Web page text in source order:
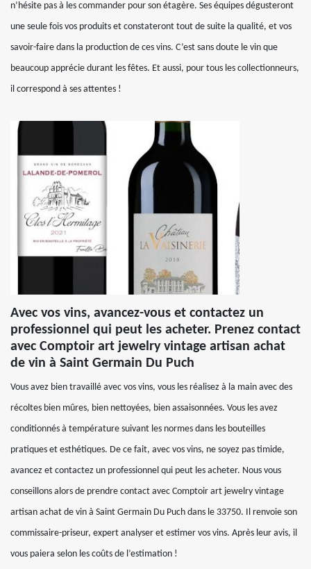
n’hésite pas à les commander pour son étagère. Ses équipes dégusteront
une seule fois vos produits et constateront tout de suite la qualité, et vos
savoir-faire dans la production de ces vins. C’est sans doute le vin que
beaucoup apprécie durant les fêtes. Et aussi, pour tous les collectionneurs,
il correspond à ses attentes !
Avec vos vins, avancez-vous et contactez un
professionnel qui peut les acheter. Prenez contact
avec Comptoir art jewelry vintage artisan achat
de vin à Saint Germain Du Puch
Vous avez bien travaillé avec vos vins, vous les réalisez à la main avec des
récoltes bien mûres, bien nettoyées, bien assaisonnées. Vous les avez
conditionnés à température suivant les normes dans les bouteilles
pratiques et esthétiques. De ce fait, avec vos vins, ne soyez pas timide,
avancez et contactez un professionnel qui peut les acheter. Nous vous
conseillons alors de prendre contact avec Comptoir art jewelry vintage
artisan achat de vin à Saint Germain Du Puch dans le 33750. Il renvoie son
commissaire-priseur, expert analyser et estimer vos vins. Après leur avis, il
vous paiera selon les coûts de l’estimation !